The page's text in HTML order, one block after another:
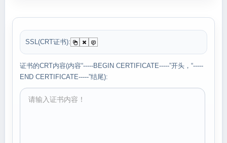
SSL(CRT证书):
证书的CRT内容(内容“-----BEGIN CERTIFICATE-----”开头，“-----
END CERTIFICATE-----”结尾):